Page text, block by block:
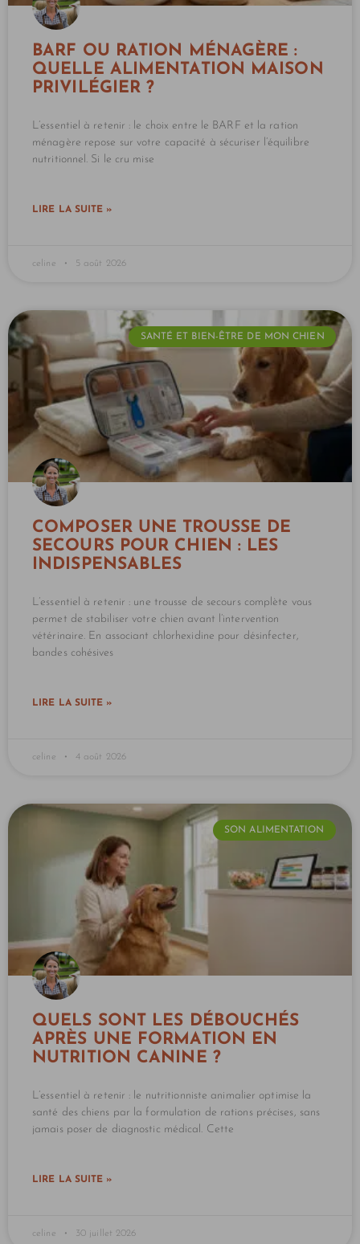
BARF OU RATION MÉNAGÈRE :
QUELLE ALIMENTATION MAISON
PRIVILÉGIER ?
L’essentiel à retenir : le choix entre le BARF et la ration
ménagère repose sur votre capacité à sécuriser l’équilibre
nutritionnel. Si le cru mise
LIRE LA SUITE »
celine 5 août 2026
SANTÉ ET BIEN-ÊTRE DE MON CHIEN
COMPOSER UNE TROUSSE DE
SECOURS POUR CHIEN : LES
INDISPENSABLES
L’essentiel à retenir : une trousse de secours complète vous
permet de stabiliser votre chien avant l’intervention
vétérinaire. En associant chlorhexidine pour désinfecter,
bandes cohésives
LIRE LA SUITE »
celine 4 août 2026
SON ALIMENTATION
QUELS SONT LES DÉBOUCHÉS
APRÈS UNE FORMATION EN
NUTRITION CANINE ?
L’essentiel à retenir : le nutritionniste animalier optimise la
santé des chiens par la formulation de rations précises, sans
jamais poser de diagnostic médical. Cette
LIRE LA SUITE »
celine 30 juillet 2026